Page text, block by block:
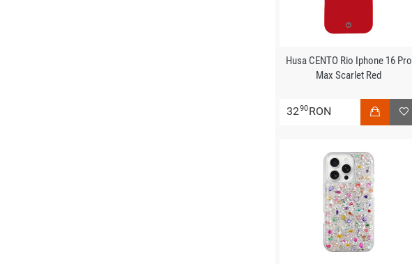
Husa CENTO Rio Iphone 16 Pro
Max Scarlet Red
3290RON